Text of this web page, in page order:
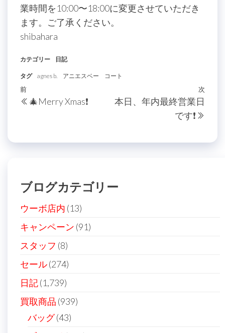
業時間を10:00〜18:00に変更させていただき
ます。ご了承ください。
shibahara
カテゴリー 日記
タグ agnes b. アニエスベー コート
投
稿
ビ
シ
ョ
ン
過
去
前
🎄Merry Xmas❗️
次
次
本日、年内最終営業日
です❗️
ブログカテゴリー
ウーボ店内 (13)
キャンペーン (91)
スタッフ (8)
セール(274)
日記(1,739)
買取商品 (939)
バッグ(43)